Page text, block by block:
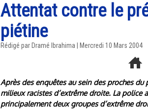
Attentat contre le
piétine
Rédigé par Dramé Ibrahima | Mercredi 10 Mars 2004
Après des enquêtes au sein des proches
milieux racistes d’extrême droite. La
principalement deux groupes d’extrême